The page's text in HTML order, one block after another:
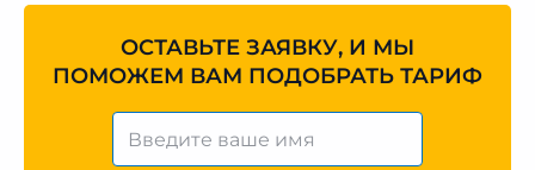
ОСТАВЬТЕ ЗАЯВКУ, И МЫ
ПОМОЖЕМ ВАМ ПОДОБРАТЬ ТАРИФ